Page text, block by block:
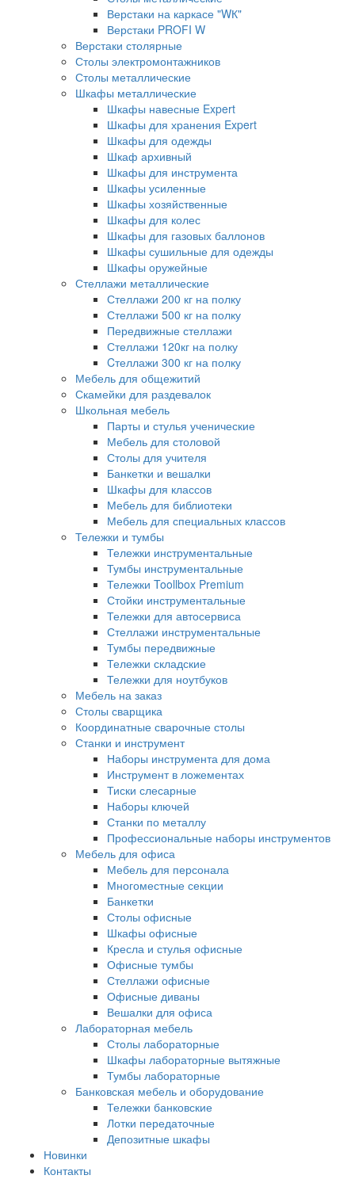
Верстаки на каркасе "WК"
Верстаки PROFI W
Верстаки столярные
Столы электромонтажников
Столы металлические
Шкафы металлические
Шкафы навесные Expert
Шкафы для хранения Expert
Шкафы для одежды
Шкаф архивный
Шкафы для инструмента
Шкафы усиленные
Шкафы хозяйственные
Шкафы для колес
Шкафы для газовых баллонов
Шкафы сушильные для одежды
Шкафы оружейные
Стеллажи металлические
Стеллажи 200 кг на полку
Стеллажи 500 кг на полку
Передвижные стеллажи
Стеллажи 120кг на полку
Cтеллажи 300 кг на полку
Мебель для общежитий
Скамейки для раздевалок
Школьная мебель
Парты и стулья ученические
Мебель для столовой
Столы для учителя
Банкетки и вешалки
Шкафы для классов
Мебель для библиотеки
Мебель для специальных классов
Тележки и тумбы
Тележки инструментальные
Тумбы инструментальные
Тележки Toollbox Premium
Стойки инструментальные
Тележки для автосервиса
Стеллажи инструментальные
Тумбы передвижные
Тележки складские
Тележки для ноутбуков
Мебель на заказ
Столы сварщика
Координатные сварочные столы
Станки и инструмент
Наборы инструмента для дома
Инструмент в ложементах
Тиски слесарные
Наборы ключей
Станки по металлу
Профессиональные наборы инструментов
Мебель для офиса
Мебель для персонала
Многоместные секции
Банкетки
Столы офисные
Шкафы офисные
Кресла и стулья офисные
Офисные тумбы
Стеллажи офисные
Офисные диваны
Вешалки для офиса
Лабораторная мебель
Столы лабораторные
Шкафы лабораторные вытяжные
Тумбы лабораторные
Банковская мебель и оборудование
Тележки банковские
Лотки передаточные
Депозитные шкафы
Новинки
Контакты